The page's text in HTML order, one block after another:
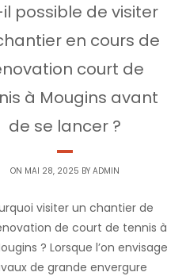
il possible de visiter
en cours de
court de
à Mougins avant
de se lancer ?
ON MAI 28, 2025 BY ADMIN
visiter un chantier de
de court de tennis à
? Lorsque l’on envisage
de grande envergure